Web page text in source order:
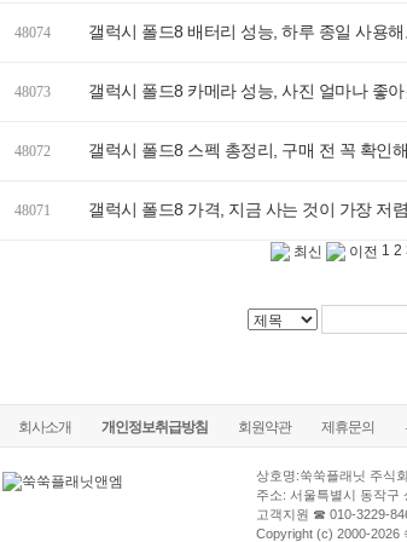
48074 갤럭시 폴드8 배터리 성능, 하루 종일 사용
48073 갤럭시 폴드8 카메라 성능, 사진 얼마나 좋
48072 갤럭시 폴드8 스펙 총정리, 구매 전 꼭 확인
48071 갤럭시 폴드8 가격, 지금 사는 것이 가장 저
최신 이전 1 2
회사소개 개인정보취급방침 회원약관 제휴문의
상호명:쑥쑥플래닛 주식
주소: 서울특별시 동작구
고객지원 ☎ 010-3229-
Copyright (c) 2000-2026